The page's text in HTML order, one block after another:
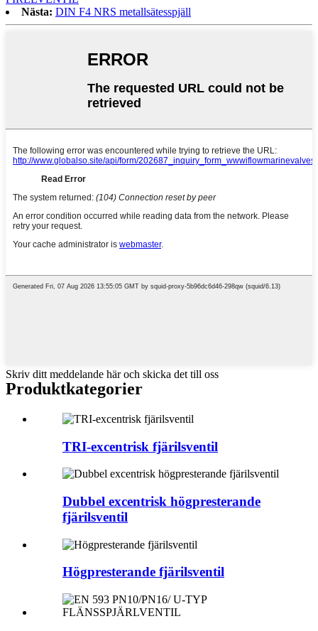
Nästa: DIN F4 NRS metallsätesspjäll
Skriv ditt meddelande här och skicka det till oss
Produktkategorier
TRI-excentrisk fjärilsventil
Dubbel excentrisk högpresterande
fjärilsventil
Högpresterande fjärilsventil